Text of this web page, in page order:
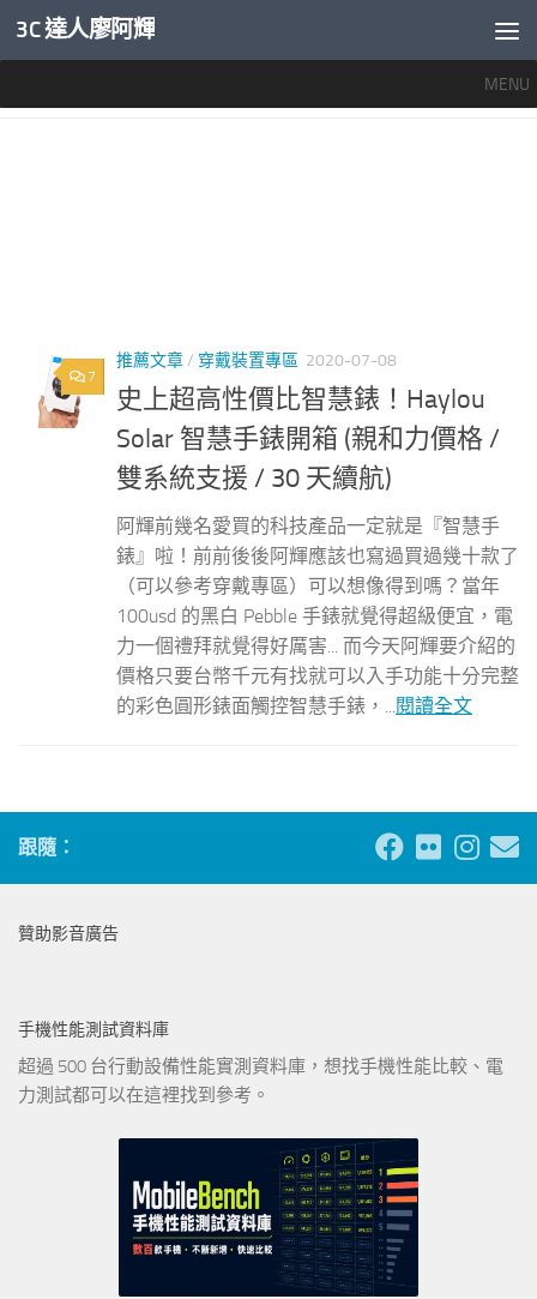
內文下方
3C 達人廖阿輝
MENU
7
推薦文章/ 穿戴裝置專區 2020-07-08
史上超高性價比智慧錶！Haylou
Solar 智慧手錶開箱 (親和力價格 /
雙系統支援 / 30 天續航)
阿輝前幾名愛買的科技產品一定就是『智慧手
錶』啦！前前後後阿輝應該也寫過買過幾十款了
（可以參考穿戴專區）可以想像得到嗎？當年
100usd 的黑白 Pebble 手錶就覺得超級便宜，電
力一個禮拜就覺得好厲害... 而今天阿輝要介紹的
價格只要台幣千元有找就可以入手功能十分完整
的彩色圓形錶面觸控智慧手錶，...閱讀全文
跟隨：
贊助影音廣告
手機性能測試資料庫
超過 500 台行動設備性能實測資料庫，想找手機性能比較、電
力測試都可以在這裡找到參考。